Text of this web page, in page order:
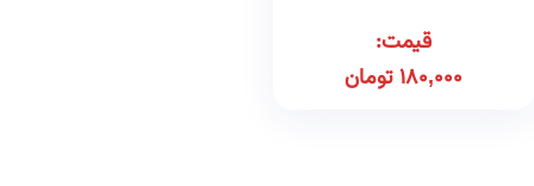
قیمت:
180,000تومان